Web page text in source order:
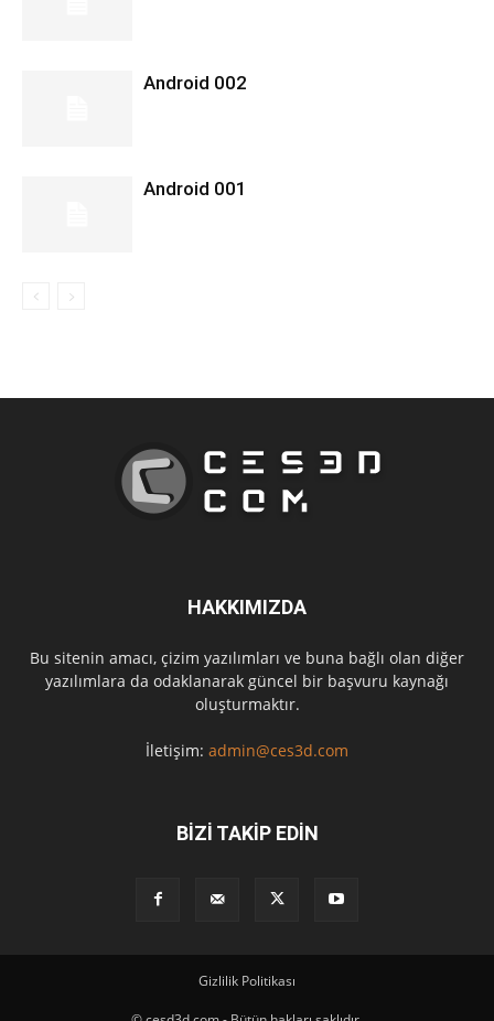
Android 002
Android 001
HAKKIMIZDA
Bu sitenin amacı, çizim yazılımları ve buna bağlı olan diğer
yazılımlara da odaklanarak güncel bir başvuru kaynağı
oluşturmaktır.
İletişim: admin@ces3d.com
BİZİ TAKİP EDİN
Gizlilik Politikası